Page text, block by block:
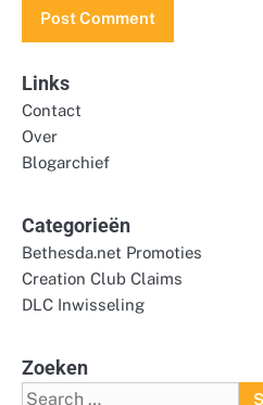
Links
Contact
Over
Blogarchief
Categorieën
Bethesda.net Promoties
Creation Club Claims
DLC Inwisseling
Zoeken
Search